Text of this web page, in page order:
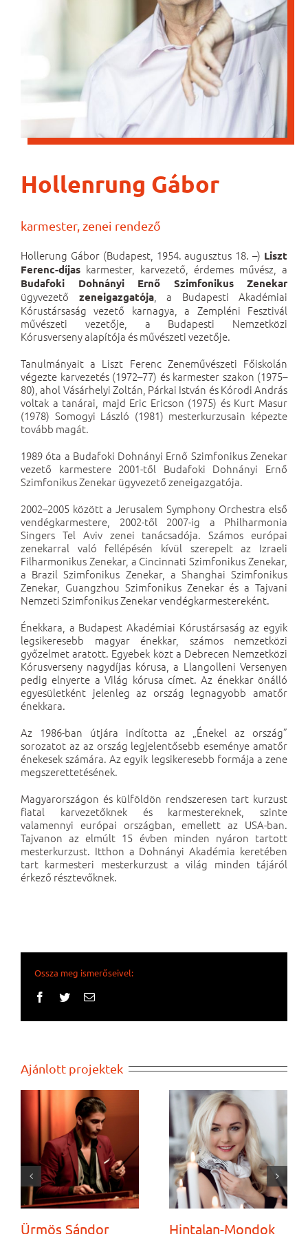
Hollenrung Gábor
karmester, zenei rendező
Hollerung Gábor (Budapest, 1954. augusztus 18. –) Liszt
Ferenc-díjas karmester, karvezető, érdemes művész, a
Budafoki Dohnányi Ernő Szimfonikus Zenekar
ügyvezető zeneigazgatója, a Budapesti Akadémiai
Kórustársaság vezető karnagya, a Zempléni Fesztivál
művészeti vezetője, a Budapesti Nemzetközi
Kórusverseny alapítója és művészeti vezetője.
Tanulmányait a Liszt Ferenc Zeneművészeti Főiskolán
végezte karvezetés (1972–77) és karmester szakon (1975–
80), ahol Vásárhelyi Zoltán, Párkai István és Kórodi András
voltak a tanárai, majd Eric Ericson (1975) és Kurt Masur
(1978) Somogyi László (1981) mesterkurzusain képezte
tovább magát.
1989 óta a Budafoki Dohnányi Ernő Szimfonikus Zenekar
vezető karmestere 2001-től Budafoki Dohnányi Ernő
Szimfonikus Zenekar ügyvezető zeneigazgatója.
2002–2005 között a Jerusalem Symphony Orchestra első
vendégkarmestere, 2002-től 2007-ig a Philharmonia
Singers Tel Aviv zenei tanácsadója. Számos európai
zenekarral való fellépésén kívül szerepelt az Izraeli
Filharmonikus Zenekar, a Cincinnati Szimfonikus Zenekar,
a Brazil Szimfonikus Zenekar, a Shanghai Szimfonikus
Zenekar, Guangzhou Szimfonikus Zenekar és a Tajvani
Nemzeti Szimfonikus Zenekar vendégkarmestereként.
Énekkara, a Budapest Akadémiai Kórustársaság az egyik
legsikeresebb magyar énekkar, számos nemzetközi
győzelmet aratott. Egyebek közt a Debrecen Nemzetközi
Kórusverseny nagydíjas kórusa, a Llangolleni Versenyen
pedig elnyerte a Világ kórusa címet. Az énekkar önálló
egyesületként jelenleg az ország legnagyobb amatőr
énekkara.
Az 1986-ban útjára indította az „Énekel az ország”
sorozatot az az ország legjelentősebb eseménye amatőr
énekesek számára. Az egyik legsikeresebb formája a zene
megszerettetésének.
Magyarországon és külföldön rendszeresen tart kurzust
fiatal karvezetőknek és karmestereknek, szinte
valamennyi európai országban, emellett az USA-ban.
Tajvanon az elmúlt 15 évben minden nyáron tartott
mesterkurzust. Itthon a Dohnányi Akadémia keretében
tart karmesteri mesterkurzust a világ minden tájáról
érkező résztevőknek.
Ossza meg ismerőseivel:
Facebook
TwitterEmail:
Ajánlott projektek
Ürmös Sándor Hintalan-Mondok